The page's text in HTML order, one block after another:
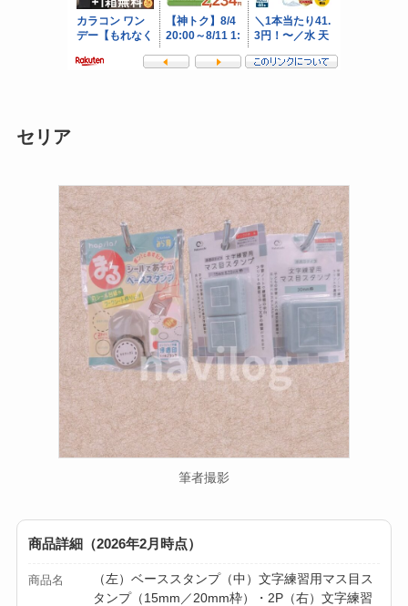
セリア
筆者撮影
商品詳細（2026年2月時点）
商品名
（左）ベーススタンプ（中）文字練習用マス目ス
タンプ（15mm／20mm枠）・2P（右）文字練習